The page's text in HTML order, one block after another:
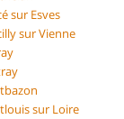
sur Esves
sur Vienne
sur Loire